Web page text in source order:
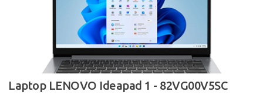
Laptop LENOVO Ideapad 1 - 82VG00V5SC